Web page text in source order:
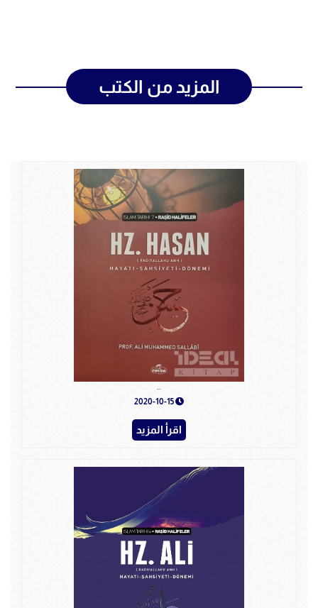
المزيد من الكتب
اقرأ المزيد